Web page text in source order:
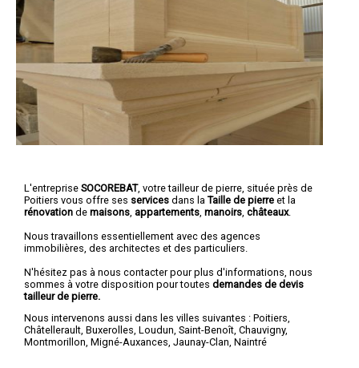
L'entreprise SOCOREBAT, votre tailleur de pierre , située près de
Poitiers vous offre ses services dans la Taille de pierre et la
rénovation de maisons appartements manoirs châteaux.
Nous travaillons essentiellement avec des agences
immobilières, des architectes et des particuliers.
N'hésitez pas à nous contacter pour plus d'informations, nous
sommes à votre disposition pour toutes demandes de devis
tailleur de pierre.
Nous intervenons aussi dans les villes suivantes : Poitiers,
Châtellerault, Buxerolles, Loudun, Saint-Benoît, Chauvigny,
Montmorillon, Migné-Auxances, Jaunay-Clan, Naintré